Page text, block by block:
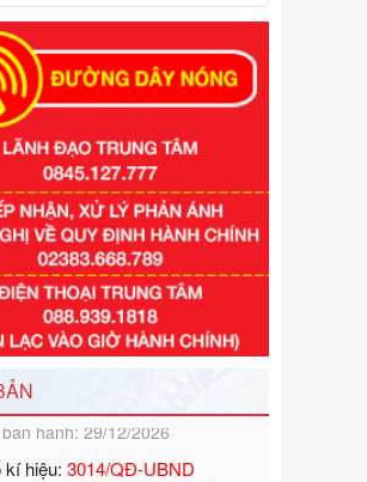
kí hiệu:351/2025/NĐ-CP
định số 351/2025/NĐ-CP
phủ: Quy định chuẩn
đa chiều quốc gia giai đoạn
- 2030
ban hành: 29/12/2026
kí hiệu:
định về việc công bố
thủ tục hành chính ban
trợ đầu tư, lĩnh vực đấu thầu